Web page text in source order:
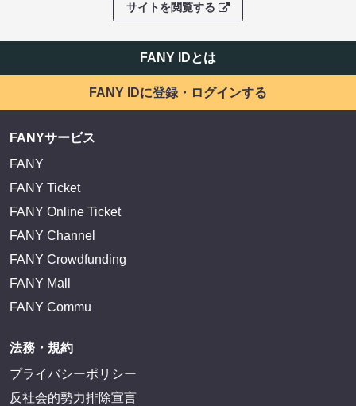
サイトを閲覧する
FANY IDとは
FANY IDに登録・ログインする
FANYサービス
FANY
FANY Ticket
FANY Online Ticket
FANY Channel
FANY Crowdfunding
FANY Mall
FANY Commu
法務・規約
プライバシーポリシー
反社会的勢力排除宣言